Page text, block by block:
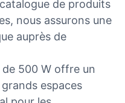
de produits
nous assurons une
auprès de
de 500 W offre un
espaces